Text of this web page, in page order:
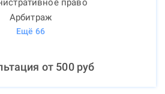
право
Арбитраж
Ещё 66
от 500руб